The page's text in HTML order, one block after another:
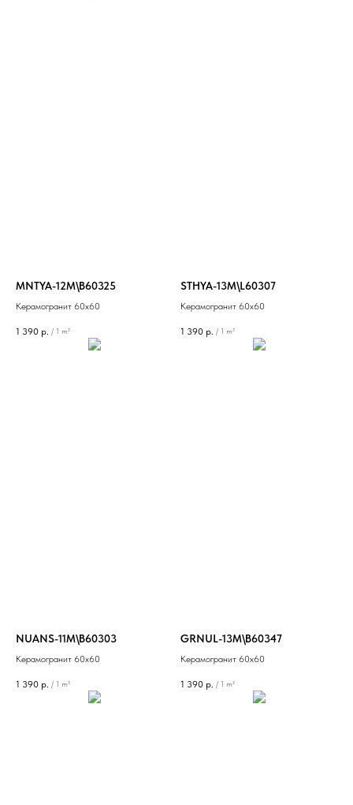
MNTYA-12M\B60325
Керамогранит 60х60
1 390 р. / 1 m²
STHYA-13M\L60307
Керамогранит 60х60
1 390 р. / 1 m²
NUANS-11M\B60303
Керамогранит 60х60
1 390 р. / 1 m²
GRNUL-13M\B60347
Керамогранит 60х60
1 390 р. / 1 m²